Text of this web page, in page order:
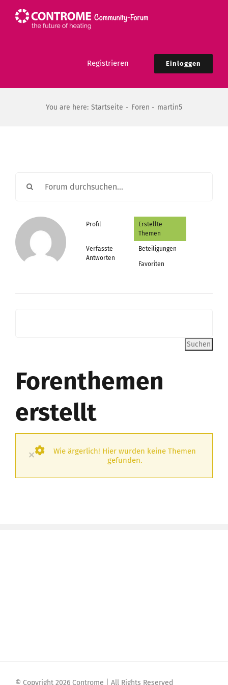
Inhalt
Registrieren Einloggen
You are here: Startseite Foren martin5
Profil
Erstellte
Themen
Verfasste
Antworten
Beteiligungen
Favoriten
Forenthemen
erstellt
×
Wie ärgerlich! Hier wurden keine Themen
gefunden.
© Copyright 2026 Controme | All Rights Reserved